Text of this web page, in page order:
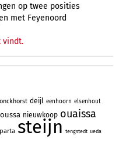
op twee posities
met Feyenoord
vindt.
deijl eenhoorn elsenhout
nieuwkoop ouaissa
steijn tengstedt ueda